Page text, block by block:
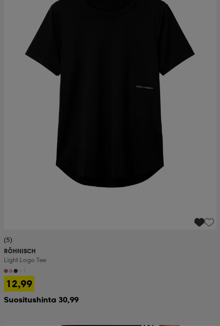
(5)
RÖHNISCH
Light Logo Tee
12,99
Suositushinta 30,99